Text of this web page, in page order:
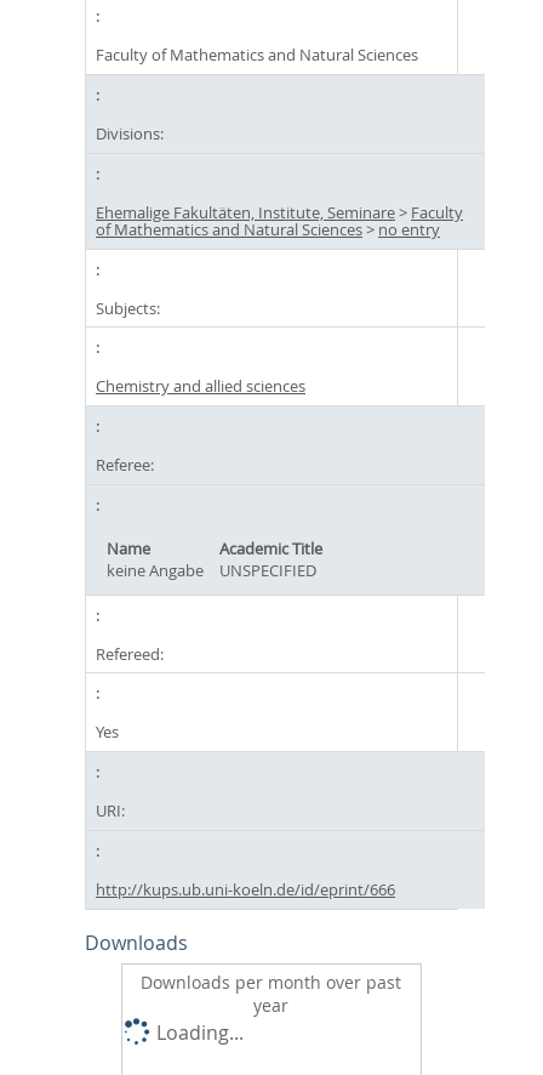
Faculty of Mathematics and Natural Sciences
Divisions:
Ehemalige Fakultäten, Institute, Seminare> Faculty
of Mathematics and Natural Sciences> no entry
Subjects:
Chemistry and allied sciences
Referee:
Name
Academic Title
keine Angabe
UNSPECIFIED
Refereed:
Yes
URI:
http://kups.ub.uni-koeln.de/id/eprint/666
Downloads
Downloads per month over past
year
Loading...